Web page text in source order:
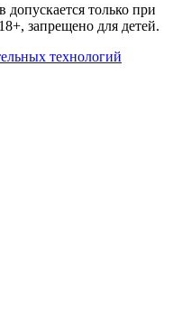
только при
запрещено для детей.
технологий